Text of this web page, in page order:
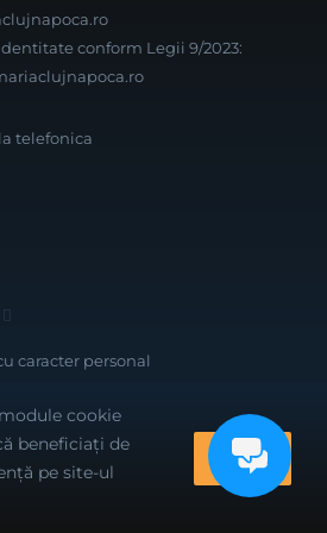
conform Legii 9/2023:
telefonica
caracter personal
de către
cookie
beneficiați de
pe site-ul
OK